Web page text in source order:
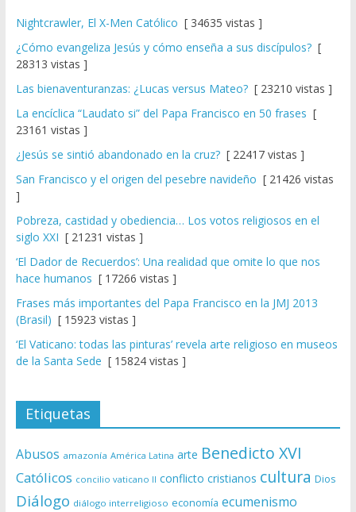
Nightcrawler, El X-Men Católico [ 34635 vistas ]
¿Cómo evangeliza Jesús y cómo enseña a sus discípulos?[
28313 vistas ]
Las bienaventuranzas: ¿Lucas versus Mateo?[ 23210 vistas ]
La encíclica “Laudato si” del Papa Francisco en 50 frases [
23161 vistas ]
¿Jesús se sintió abandonado en la cruz?[ 22417 vistas ]
San Francisco y el origen del pesebre navideño [ 21426 vistas
]
Pobreza, castidad y obediencia… Los votos religiosos en el
siglo XXI [ 21231 vistas ]
‘El Dador de Recuerdos’: Una realidad que omite lo que nos
hace humanos [ 17266 vistas ]
Frases más importantes del Papa Francisco en la JMJ 2013
(Brasil) [ 15923 vistas ]
‘El Vaticano: todas las pinturas’ revela arte religioso en museos
de la Santa Sede [ 15824 vistas ]
Etiquetas
Abusos amazonía América Latina arte Benedicto XVI
Católicos concilio vaticano II conflicto cristianos cultura Dios
Diálogo diálogo interreligioso economía ecumenismo